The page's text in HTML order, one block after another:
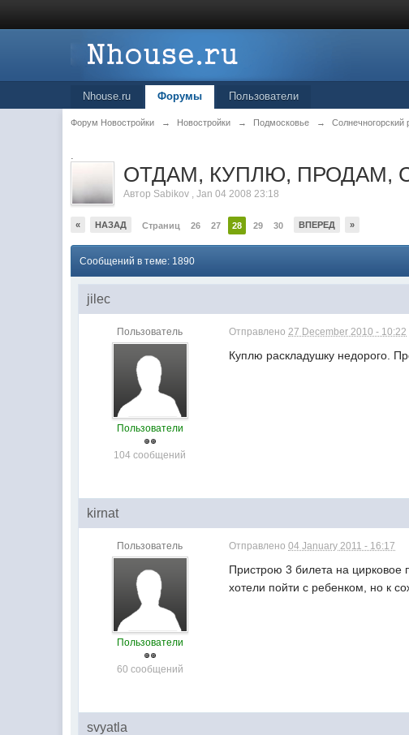
Nhouse.ru Форумы Пользователи
Форум Новостройки → Новостройки → Подмосковье → Солнечногорский
.
ОТДАМ, КУПЛЮ, ПРОДАМ,
Автор Sabikov ,Jan 04 2008 23:18
« НАЗАД Страниц 26 27 28 29 30 ВПЕРЕД »
Сообщений в теме: 1890
jilec
Пользователь
Пользователи
104 сообщений
Отправлено27 December 2010 - 10:22
Куплю раскладушку недорого.
kirnat
Пользователь
Пользователи
60 сообщений
Отправлено04 January 2011 - 16:17
Пристрою 3 билета на цирковое
хотели пойти с ребенком, но к
svyatla